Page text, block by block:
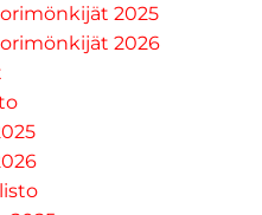
2025
2026